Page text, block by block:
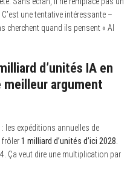
une tentative intéressante –
cherchent quand ils pensent « AI
d’unités IA en
meilleur argument
les expéditions annuelles de
frôler1 milliard d’unités d’ici 2028
Ça veut dire une multiplication par